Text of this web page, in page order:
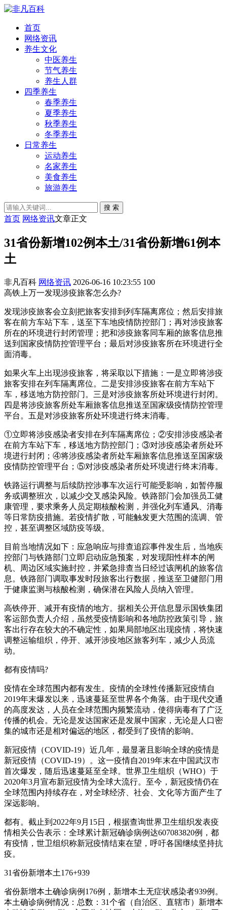
首页
网络资讯
养生文化
中医养生
节气养生
养生人群
四季养生
春季养生
夏季养生
秋季养生
冬季养生
日常养生
运动养生
名家养生
美食养生
旅游养生
搜 索
首页 网络资讯文章正文
31省份新增102例本土/31省份新增61例本
土
非凡百科 网络资讯 2026-06-16 10:23:55 100
高铁上万一发现涉疫旅客怎么办?
发现涉疫旅客会立刻把旅客安排到列车隔离席位；然后安排旅
客在前方车站下车，送至下车地疫情防控部门；再对涉疫旅客
所在的环境进行封闭管理；把和涉疫旅客同车厢的旅客信息推
送到国家疫情防控管理平台；最后对涉疫旅客所在环境进行全
面消毒。
如果火车上出现涉疫旅客，将采取以下措施：一是立即将涉疫
旅客安排在列车隔离席位。二是安排涉疫旅客在前方车站下
车，移送地方防控部门。三是对涉疫旅客所处环境进行封闭。
四是将涉疫旅客所处车厢旅客信息推送至国家级疫情防控管理
平台。五是对涉疫旅客所处环境进行终末消毒。
①立即将涉疫感染者安排在列车隔离席位；②安排涉疫感染者
在前方车站下车，移送地方防控部门；③对涉疫感染者所处环
境进行封闭；④将涉疫感染者所处车厢旅客信息推送至国家级
疫情防控管理平台；⑤对涉疫感染者所处环境进行终末消毒。
铁路运行调整与后续防控涉事车次运行可能受影响，如暂停服
务或调整班次，以减少交叉感染风险。铁路部门会加强员工健
康管理，要求乘务人员定期核酸检测，并强化列车通风、消毒
等日常防疫措施。若疫情扩散，可能触发更大范围的流调、管
控，甚至调整区域防疫等级。
目前当地情况如下：应急响应与排查追踪事件发生后，当地疾
控部门与铁路部门立即启动应急预案，对发现阳性样本的闸
机、周边区域实施封控，并紧急排查当日经过该闸机的旅客信
息。铁路部门调取事发时段旅客出行数据，推送至卫健部门用
于健康监测与核酸检测，确保潜在风险人员纳入管理。
高铁停开、减开有疫情的地方。据相关公开信息显示国铁集团
客运部负责人介绍，虽然受疫情影响和各地防控政策引导，旅
客出行存在较大的不确定性，如果局部地区出现疫情，将快速
调整运输组织，停开、减开涉疫地区旅客列车，减少人员流
动。
都有疫情吗?
疫情在全球范围内都有发生。疫情的全球性传播新冠疫情自
2019年末爆发以来，迅速蔓延至世界各个角落。由于现代交通
的高度发达，人员在全球范围内频繁流动，使得病毒有了广泛
传播的机会。无论是发达国家还是发展中国家，无论是人口密
集的城市还是相对偏远的地区，都受到了疫情的影响。
新冠疫情（COVID-19）近几年，最显著且影响全球的疫情是
新冠疫情（COVID-19）。这一疫情自2019年末在中国武汉市
首次爆发，随后迅速蔓延至全球。世界卫生组织（WHO）于
2020年3月宣布新冠疫情为全球大流行。至今，新冠疫情仍在
全球范围内持续存在，对全球经济、社会、文化等方面产生了
深远影响。
都有。截止到2022年9月15日，根据查询世界卫生组织发表疫
情相关公告表示：全球累计新冠确诊病例达607083820例，都
有疫情，世卫组织称新冠疫情结束在望，呼吁各国继续坚持抗
疫。
31省份新增本土176+939
省份新增本土确诊病例176例，新增本土无症状感染者939例。
本土确诊病例情况：总数：31个省（自治区、直辖市）新增本